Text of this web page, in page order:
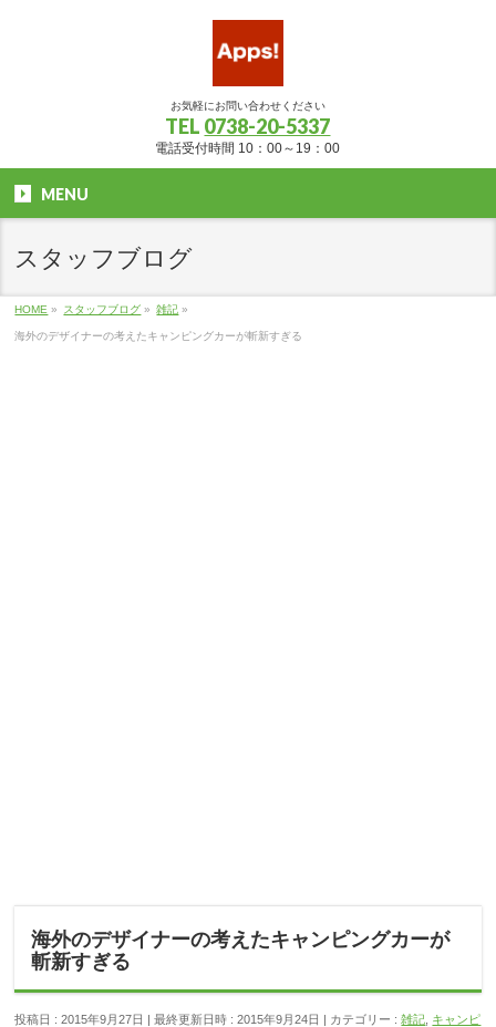
お気軽にお問い合わせください
TEL 0738-20-5337
電話受付時間 10：00～19：00
MENU
スタッフブログ
HOME » スタッフブログ » 雑記 »
海外のデザイナーの考えたキャンピングカーが斬新すぎる
海外のデザイナーの考えたキャンピングカーが
斬新すぎる
投稿日 : 2015年9月27日 最終更新日時 : 2015年9月24日 カテゴリー :雑記 キャンピ